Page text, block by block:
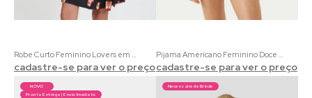
Robe Curto Feminino Lovers em Malha Touch Dreams | Acompanha Um Love Card
cadastre-se para ver o preço
Pijama Americano Feminino Doce Cereja | Ribana Canelada Rosa com Estampa de Cereja
cadastre-se para ver o preço
NOVO
Pronta Entrega | Envio Imediato
Necessaire de Brinde